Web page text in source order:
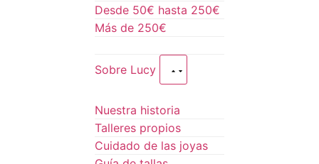
Desde 50€ hasta 250€
Más de 250€
Sobre Lucy
Nuestra historia
Talleres propios
Cuidado de las joyas